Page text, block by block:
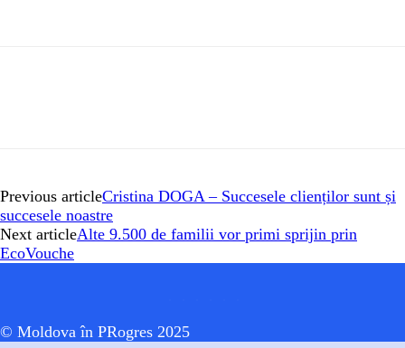
Previous articleCristina DOGA – Succesele clienților sunt și
succesele noastre
Next articleAlte 9.500 de familii vor primi sprijin prin
EcoVouche
© Moldova în PRogres 2025